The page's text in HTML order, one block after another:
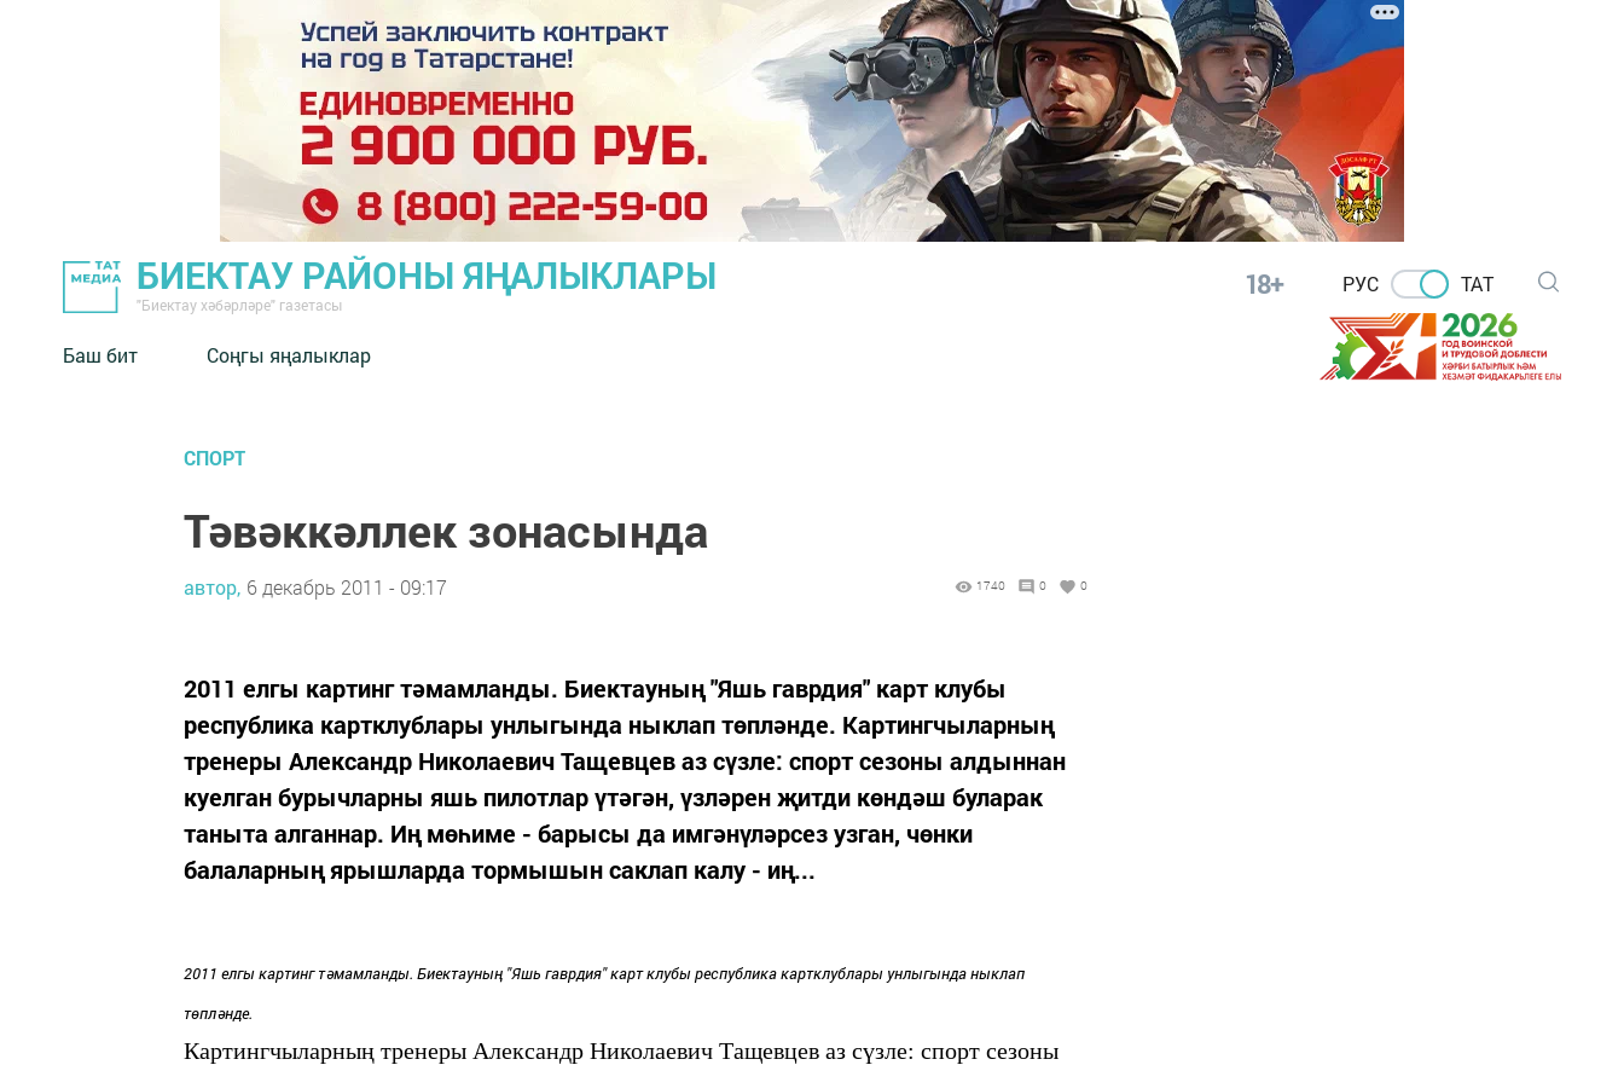
БИЕКТАУ РАЙОНЫ ЯҢАЛЫКЛАРЫ
"Биектау хәбәрләре" газетасы
18+ РУС ТАТ
Баш бит Соңгы яңалыклар
СПОРТ
Тәвәккәллек зонасында
автор, 6 декабрь 2011 - 09:17 1740 0 0
2011 елгы картинг тәмамланды. Биектауның "Яшь гаврдия" карт клубы
республика картклублары унлыгында ныклап төпләнде. Картингчыларның
тренеры Александр Николаевич Тащевцев аз сүзле: спорт сезоны алдыннан
куелган бурычларны яшь пилотлар үтәгән, үзләрен җитди көндәш буларак
таныта алганнар. Иң мөһиме - барысы да имгәнүләрсез узган, чөнки
балаларның ярышларда тормышын саклап калу - иң...
2011 елгы картинг тәмамланды. Биектауның "Яшь гаврдия" карт клубыреспублика картклублары унлыгынданыклап
төпләнде.
Картингчыларның тренеры Александр Николаевич Тащевцев аз сүзле: спорт сезоны